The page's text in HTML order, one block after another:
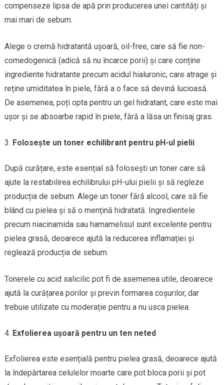
compenseze lipsa de apă prin producerea unei cantități și
mai mari de sebum.
Alege o cremă hidratantă ușoară, oil-free, care să fie non-
comedogenică (adică să nu încarce porii) și care conține
ingrediente hidratante precum acidul hialuronic, care atrage și
reține umiditatea în piele, fără a o face să devină lucioasă.
De asemenea, poți opta pentru un gel hidratant, care este mai
ușor și se absoarbe rapid în piele, fără a lăsa un finisaj gras.
Folosește un toner echilibrant pentru pH-ul pielii
După curățare, este esențial să folosești un toner care să
ajute la restabilirea echilibrului pH-ului pielii și să regleze
producția de sebum. Alege un toner fără alcool, care să fie
blând cu pielea și să o mențină hidratată. Ingredientele
precum niacinamida sau hamamelisul sunt excelente pentru
pielea grasă, deoarece ajută la reducerea inflamației și
reglează producția de sebum.
Tonerele cu acid salicilic pot fi de asemenea utile, deoarece
ajută la curățarea porilor și previn formarea coșurilor, dar
trebuie utilizate cu moderație pentru a nu usca pielea.
Exfolierea ușoară pentru un ten neted
Exfolierea este esențială pentru pielea grasă, deoarece ajută
la îndepărtarea celulelor moarte care pot bloca porii și pot